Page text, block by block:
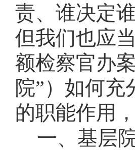
责、谁决定
但我们也应
额检察官办
院”）如何
的职能作用
一、基层